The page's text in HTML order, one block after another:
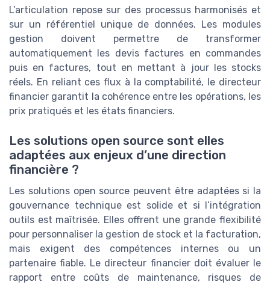
L’articulation repose sur des processus harmonisés et
sur un référentiel unique de données. Les modules
gestion doivent permettre de transformer
automatiquement les devis factures en commandes
puis en factures, tout en mettant à jour les stocks
réels. En reliant ces flux à la comptabilité, le directeur
financier garantit la cohérence entre les opérations, les
prix pratiqués et les états financiers.
Les solutions open source sont elles
adaptées aux enjeux d’une direction
financière ?
Les solutions open source peuvent être adaptées si la
gouvernance technique est solide et si l’intégration
outils est maîtrisée. Elles offrent une grande flexibilité
pour personnaliser la gestion de stock et la facturation,
mais exigent des compétences internes ou un
partenaire fiable. Le directeur financier doit évaluer le
rapport entre coûts de maintenance, risques de